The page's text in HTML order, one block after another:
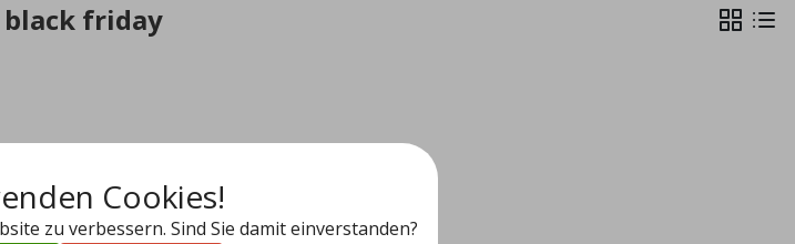
friday
Cookies!
zu verbessern. Sind Sie damit einverstanden?